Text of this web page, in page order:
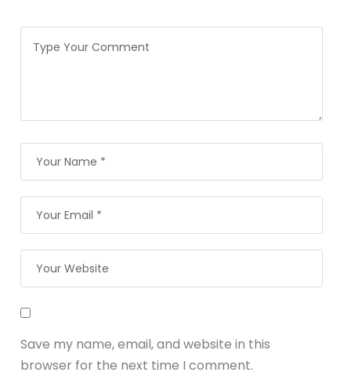
Save my name, email, and website in this
browser for the next time I comment.